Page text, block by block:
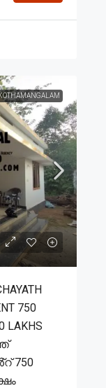
750
LAKHS
750